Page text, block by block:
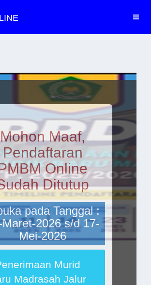
Mohon Maaf,
Pendaftaran
Online
Ditutup
pada Tanggal :
2026 s/d 17-
Mei-2026
Murid
Madrasah Jalur